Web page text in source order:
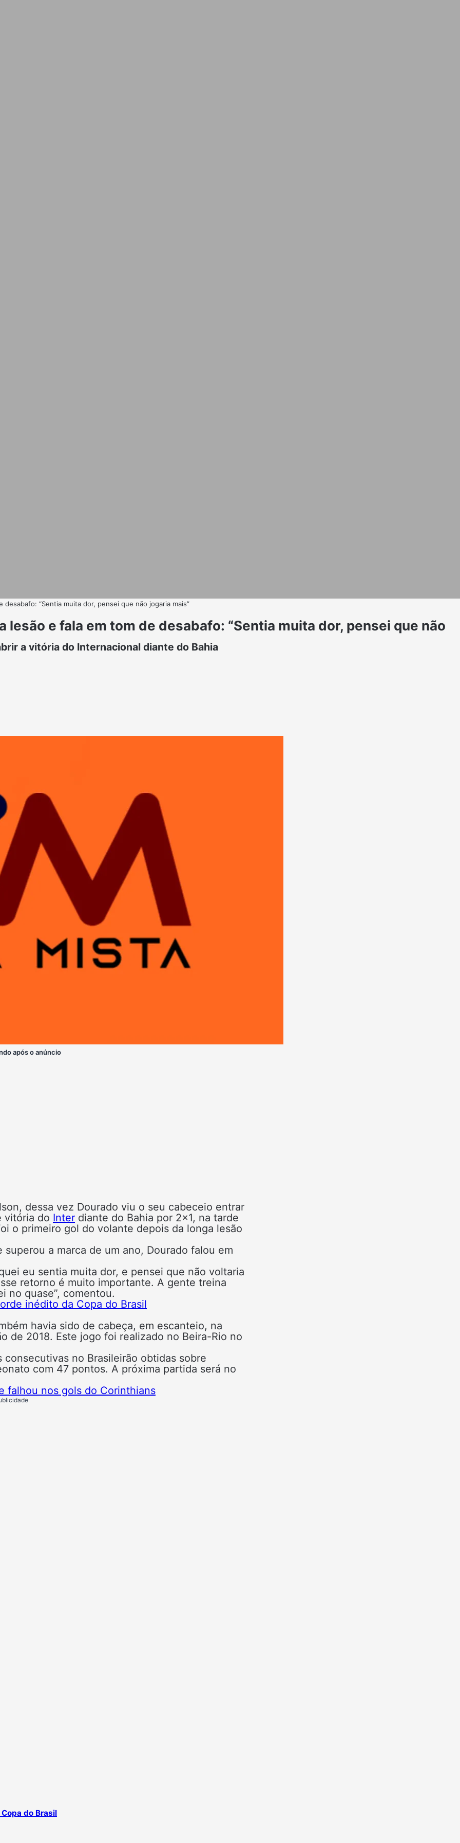
“Sentia muita dor, pensei que não jogaria mais”
lesão e fala em tom de desabafo: “Sentia muita dor, pensei que não
a vitória do Internacional diante do Bahia
após o anúncio
dessa vez Dourado viu o seu cabeceio entrar
vitória do Inter diante do Bahia por 2×1, na tarde
o primeiro gol do volante depois da longa lesão
a marca de um ano, Dourado falou em
eu sentia muita dor, e pensei que não voltaria
retorno é muito importante. A gente treina
no quase”, comentou.
inédito da Copa do Brasil
havia sido de cabeça, em escanteio, na
de 2018. Este jogo foi realizado no Beira-Rio no
no Brasileirão obtidas sobre
com 47 pontos. A próxima partida será no
falhou nos gols do Corinthians
do Brasil